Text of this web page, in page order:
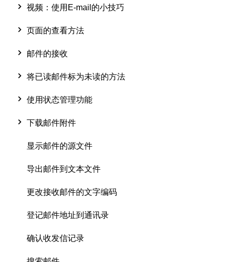
视频：使用E-mail的小技巧
页面的查看方法
邮件的接收
将已读邮件标为未读的方法
使用状态管理功能
下载邮件附件
显示邮件的源文件
导出邮件到文本文件
更改接收邮件的文字编码
登记邮件地址到通讯录
确认收发信记录